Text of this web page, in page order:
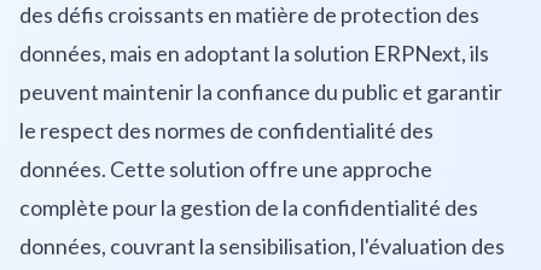
des défis croissants en matière de protection des
données, mais en adoptant la solution ERPNext, ils
peuvent maintenir la confiance du public et garantir
le respect des normes de confidentialité des
données. Cette solution offre une approche
complète pour la gestion de la confidentialité des
données, couvrant la sensibilisation, l'évaluation des